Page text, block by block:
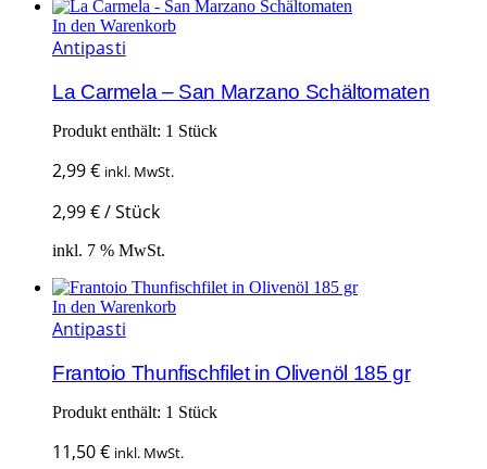
In den Warenkorb
Antipasti
La Carmela – San Marzano Schältomaten
Produkt enthält: 1 Stück
2,99€ inkl. MwSt.
2,99€/Stück
inkl. 7 % MwSt.
In den Warenkorb
Antipasti
Frantoio Thunfischfilet in Olivenöl 185 gr
Produkt enthält: 1 Stück
11,50€ inkl. MwSt.